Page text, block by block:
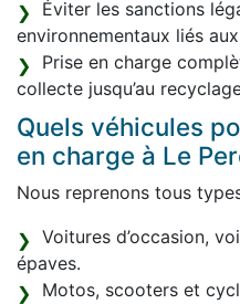
Éviter les sanctions
environnementaux liés
Prise en charge
collecte jusqu’au
Quels véhicules
en charge à Le
Nous reprenons tous
Voitures d’occasion,
épaves.
Motos, scooters et